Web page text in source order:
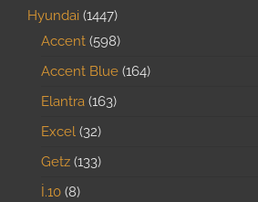
Hyundai 1447
Accent 598
Accent Blue 164
Elantra 163
Excel 32
Getz 133
İ.10 8